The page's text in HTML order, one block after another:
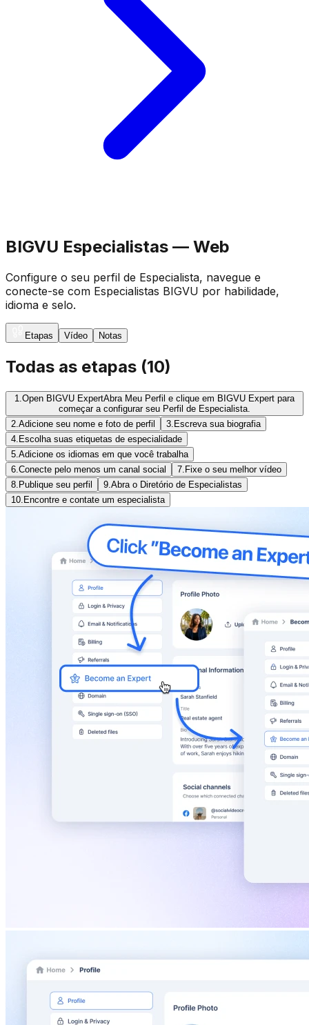
BIGVU Especialistas — Web
Configure o seu perfil de Especialista, navegue e
conecte-se com Especialistas BIGVU por habilidade,
idioma e selo.
Etapas Vídeo Notas
Todas as etapas (10)
1. Open BIGVU ExpertAbra Meu Perfil e clique em BIGVU Expert para
começar a configurar seu Perfil de Especialista.
2. Adicione seu nome e foto de perfil 3. Escreva sua biografia
4. Escolha suas etiquetas de especialidade
5. Adicione os idiomas em que você trabalha
6. Conecte pelo menos um canal social 7. Fixe o seu melhor vídeo
8. Publique seu perfil 9. Abra o Diretório de Especialistas
10. Encontre e contate um especialista